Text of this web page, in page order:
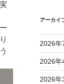
アーカイ
2026年
2026年
2026年